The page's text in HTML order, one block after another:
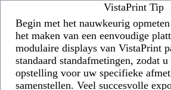
VistaPrint Tip
Begin met het nauwkeurig
het maken van een eenvoudige
modulaire displays van VistaPrint
standaard standafmetingen, zodat
opstelling voor uw specifieke
samenstellen. Veel succesvolle